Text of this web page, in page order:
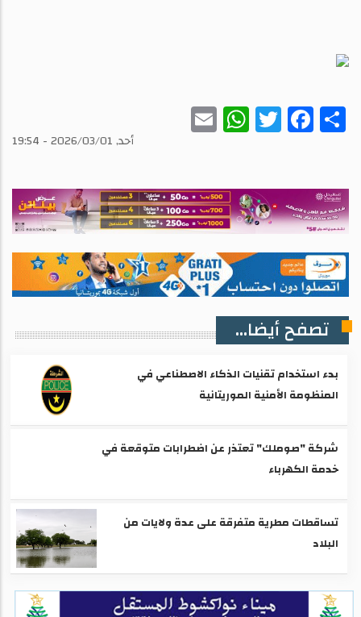
Share
Facebook
Twitter
WhatsAppأحد, 2026/03/01 - 19:54
تصفح أيضا...
بدء استخدام تقنيات الذكاء الاصطناعي في
المنظومة الأمنية الموريتانية
شركة "صوملك" تعتذر عن اضطرابات متوقعة في
خدمة الكهرباء
تساقطات مطرية متفرقة على عدة ولايات من
البلاد